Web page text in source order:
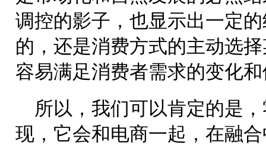
调控的影子，也显示出一定
的，还是消费方式的主动选
容易满足消费者需求的变化
所以，我们可以肯定的是
现，它会和电商一起，在融